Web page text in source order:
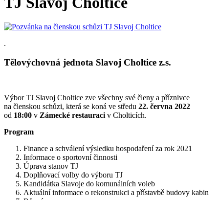
.
Tělovýchovná jednota Slavoj Choltice z.s.
Výbor TJ Slavoj Choltice zve všechny své členy a příznivce
na členskou schůzi, která se koná ve středu 22. června 2022
od 18:00 v Zámecké restauraci v Cholticích.
Program
Finance a schválení výsledku hospodaření za rok 2021
Informace o sportovní činnosti
Úprava stanov TJ
Doplňovací volby do výboru TJ
Kandidátka Slavoje do komunálních voleb
Aktuální informace o rekonstrukci a přístavbě budovy kabin